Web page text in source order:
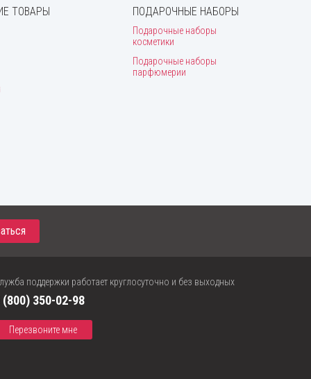
ТОВАРЫ ПОДАРОЧНЫЕ НАБОРЫ
Подарочные наборы
косметики
Подарочные наборы
парфюмерии
поддержки работает круглосуточно и без выходных
(800) 350-02-98
Перезвоните мне